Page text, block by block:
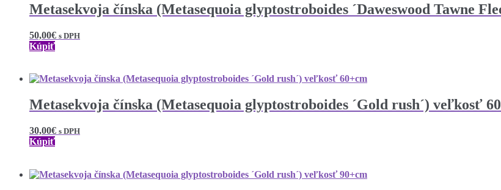
Metasekvoja čínska (Metasequoia glyptostroboides ´Daweswood Tawne
50,00€ s DPH
Kúpiť
Metasekvoja čínska (Metasequoia glyptostroboides ´Gold rush´) veľkosť
30,00€ s DPH
Kúpiť